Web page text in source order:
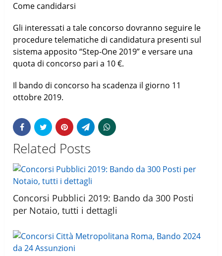
Come candidarsi
Gli interessati a tale concorso dovranno seguire le
procedure telematiche di candidatura presenti sul
sistema apposito “Step-One 2019” e versare una
quota di concorso pari a 10 €.
Il bando di concorso ha scadenza il giorno 11
ottobre 2019.
Related Posts
Concorsi Pubblici 2019: Bando da 300 Posti
per Notaio, tutti i dettagli